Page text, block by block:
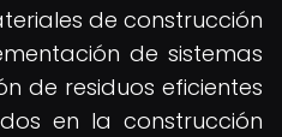
de construcción
de sistemas
de residuos eficientes
en la construcción